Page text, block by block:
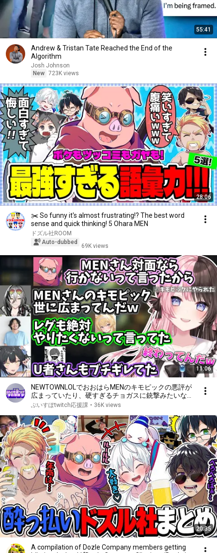
55:41
Andrew & Tristan Tate Reached the End of the
Algorithm
Josh Johnson
New 723K views
28:06
✂️ So funny it's almost frustrating!? The best word
sense and quick thinking! 5 Ohara MEN
ドズル社ROOM
Auto-dubbed
69K views
11:06
NEWTOWNLOLでおおはらMENのキモピックの悪評が
広まっていたり、硬すぎるチョガスに銃撃みたいな台
パンをする寧々丸に驚くひなーの【橘ひなの】
ぶいすぽtwitch応援課 • 36K views
20:35
A compilation of Dozle Company members getting